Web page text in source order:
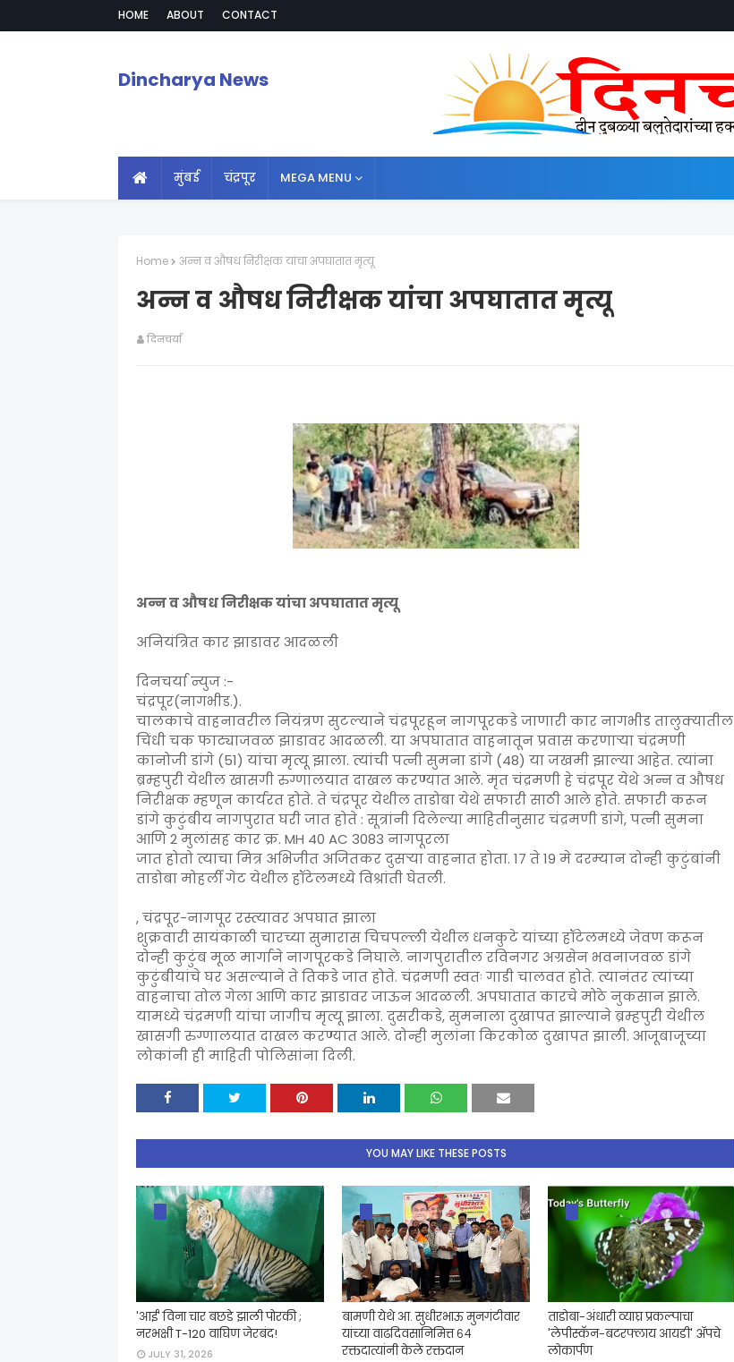
HOME ABOUT CONTACT
Dincharya News
मुंबई चंद्रपूर MEGA MENU
Home अन्न व औषध निरीक्षक यांचा अपघातात मृत्यू
अन्न व औषध निरीक्षक यांचा अपघातात मृत्यू
दिनचर्या
अन्न व औषध निरीक्षक यांचा अपघातात मृत्यू
अनियंत्रित कार झाडावर आदळली
दिनचर्या न्युज :-
चंद्रपूर(नागभीड.).
चालकाचे वाहनावरील नियंत्रण सुटल्याने चंद्रपूरहून नागपूरकडे जाणारी कार नागभीड तालुक्यातील
चिंधी चक फाट्याजवळ झाडावर आदळली. या अपघातात वाहनातून प्रवास करणाऱ्या चंद्रमणी
कानोजी डांगे (51) यांचा मृत्यू झाला. त्यांची पत्नी सुमना डांगे (48) या जखमी झाल्या आहेत. त्यांना
ब्रम्हपुरी येथील खासगी रुग्णालयात दाखल करण्यात आले. मृत चंद्रमणी हे चंद्रपूर येथे अन्न व औषध
निरीक्षक म्हणून कार्यरत होते. ते चंद्रपूर येथील ताडोबा येथे सफारी साठी आले होते. सफारी करून
डांगे कुटुंबीय नागपुरात घरी जात होते : सूत्रांनी दिलेल्या माहितीनुसार चंद्रमणी डांगे, पत्नी सुमना
आणि 2 मुलांसह कार क्र. MH 40 AC 3083 नागपूरला
जात होतो त्याचा मित्र अभिजीत अजितकर दुसऱ्या वाहनात होता. 17 ते 19 मे दरम्यान दोन्ही कुटुंबांनी
ताडोबा मोहर्ली गेट येथील हॉटेलमध्ये विश्रांती घेतली.
, चंद्रपूर-नागपूर रस्त्यावर अपघात झाला
शुक्रवारी सायंकाळी चारच्या सुमारास चिचपल्ली येथील धनकुटे यांच्या हॉटेलमध्ये जेवण करून
दोन्ही कुटुंब मूळ मार्गाने नागपूरकडे निघाले. नागपुरातील रविनगर अग्रसेन भवनाजवळ डांगे
कुटुंबीयांचे घर असल्याने ते तिकडे जात होते. चंद्रमणी स्वतः गाडी चालवत होते. त्यानंतर त्यांच्या
वाहनाचा तोल गेला आणि कार झाडावर जाऊन आदळली. अपघातात कारचे मोठे नुकसान झाले.
यामध्ये चंद्रमणी यांचा जागीच मृत्यू झाला. दुसरीकडे, सुमनाला दुखापत झाल्याने ब्रम्हपुरी येथील
खासगी रुग्णालयात दाखल करण्यात आले. दोन्ही मुलांना किरकोळ दुखापत झाली. आजूबाजूच्या
लोकांनी ही माहिती पोलिसांना दिली.
YOU MAY LIKE THESE POSTS
'आई' विना चार बछडे झाली पोरकी ;
नरभक्षी T-120 वाघिण जेरबंद!
JULY 31, 2026
बामणी येथे आ. सुधीरभाऊ मुनगंटीवार
यांच्या वाढदिवसानिमित्त ६४
रक्तदात्यांनी केले रक्तदान
ताडोबा-अंधारी व्याघ्र प्रकल्पाचा
'लेपीस्कॅन-बटरफ्लाय आयडी' ॲपचे
लोकार्पण